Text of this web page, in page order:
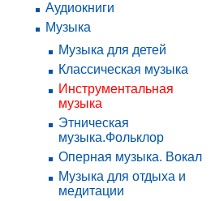
Аудиокниги
Музыка
Музыка для детей
Классическая музыка
Инструментальная
музыка
Этническая
музыка.Фольклор
Оперная музыка. Вокал
Музыка для отдыха и
медитации